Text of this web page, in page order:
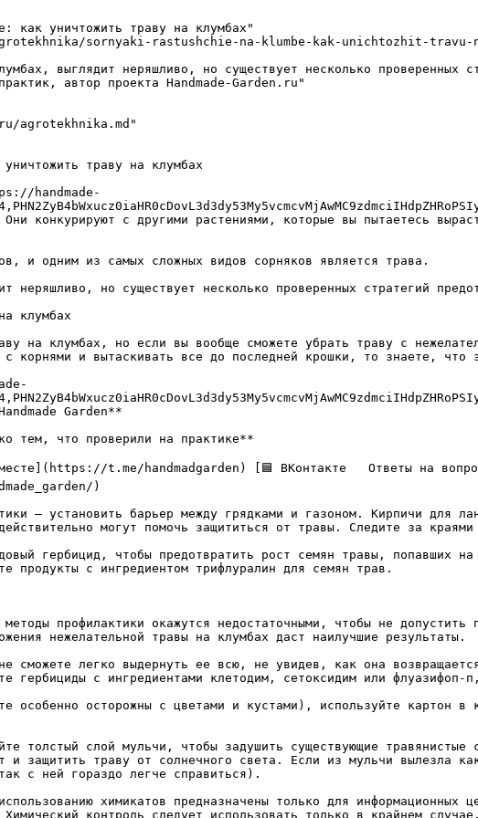
уничтожить траву на клумбах"
sornyaki-rastushchie-na-klumbe-kak-unichtozhit-travu-
выглядит неряшливо, но существует несколько проверенных
автор проекта Handmade-Garden.ru"
траву на клумбах
handmade-
Они конкурируют с другими растениями, которые вы пытаетесь
и одним из самых сложных видов сорняков является трава.
неряшливо, но существует несколько проверенных стратегий
клумбах
на клумбах, но если вы вообще сможете убрать траву с
с корнями и вытаскивать все до последней крошки, то знаете, что
Garden**
тем, что проверили на практике**
)
— установить барьер между грядками и газоном. Кирпичи для
могут помочь защититься от травы. Следите за
гербицид, чтобы предотвратить рост семян травы, попавших
продукты с ингредиентом трифлуралин для семян трав.
профилактики окажутся недостаточными, чтобы не
нежелательной травы на клумбах даст наилучшие результаты.
сможете легко выдернуть ее всю, не увидев, как она
гербициды с ингредиентами клетодим, сетоксидим или
особенно осторожны с цветами и кустами), используйте картон в
толстый слой мульчи, чтобы задушить существующие
и защитить траву от солнечного света. Если из мульчи вылезла
с ней гораздо легче справиться).
химикатов предназначены только для информационных
контроль следует использовать только в крайнем